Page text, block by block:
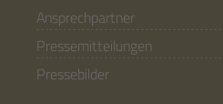
Ansprechpartner
Pressemitteilungen
Pressebilder